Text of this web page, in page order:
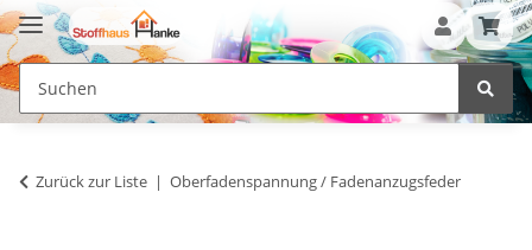
Zurück zur Liste Oberfadenspannung / Fadenanzugsfeder